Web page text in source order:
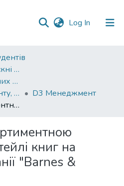
Log In (current)
Кваліфікаційні випускні роботи здобувачів вищої освіти бакалаврських програм
Факультет економічних наук
Кафедра менеджменту, маркетингу та підприємництва
D3 Менеджмент
Управління асортиментною політикою в ритейлі книг на прикладі компанії "Barnes & Noble"
книг на
"Barnes &